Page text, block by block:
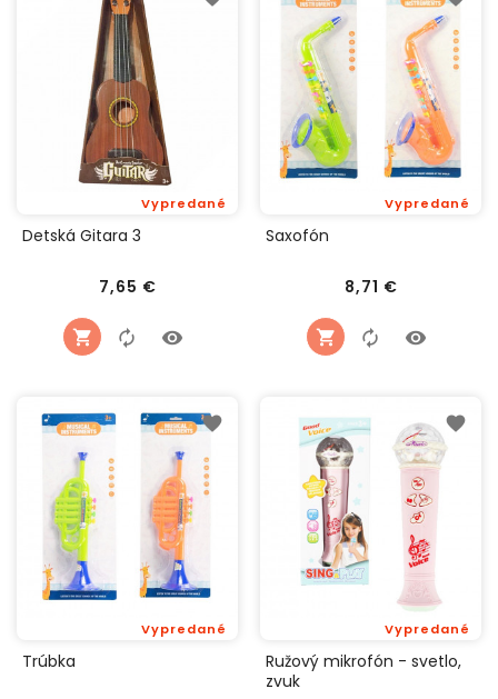
Detská Gitara 3
7,65 €
Vypredané
Cena
Saxofón
8,71 €
Vypredané
Cena
Trúbka
Vypredané
Ružový mikrofón - svetlo,
zvuk
Vypredané